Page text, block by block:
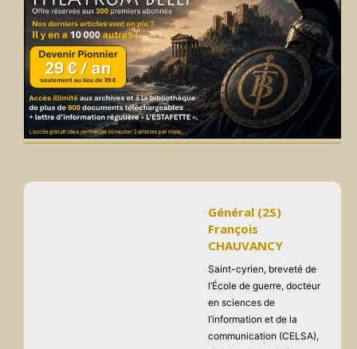
Général (2S)
François
CHAUVANCY
Saint-cyrien, breveté de
l’École de guerre, docteur
en sciences de
l’information et de la
communication (CELSA),